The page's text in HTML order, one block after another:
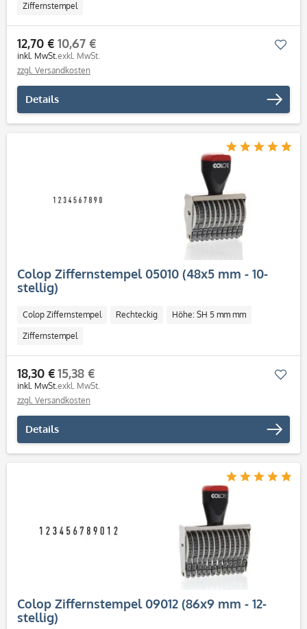
Ziffernstempel
12,70 €
inkl. MwSt.
10,67 €
exkl. MwSt.
zzgl. Versandkosten
Details
Colop Ziffernstempel 05010 (48x5 mm - 10-
stellig)
Colop Ziffernstempel Rechteckig Höhe: SH 5 mm mm
Ziffernstempel
18,30 €
inkl. MwSt.
15,38 €
exkl. MwSt.
zzgl. Versandkosten
Details
Colop Ziffernstempel 09012 (86x9 mm - 12-
stellig)